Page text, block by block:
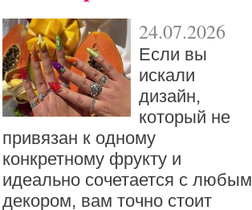
24.07.2026
Eсли вы
искали
дизайн,
который не
привязан к одному
конкретному фрукту и
идеально сочетается с любым
декором, вам точно стоит